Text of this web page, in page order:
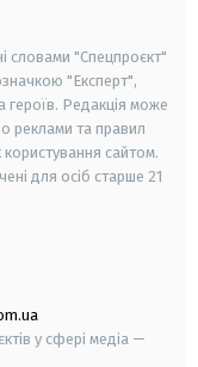
словами "Спецпроєкт"
"Експерт",
героїв. Редакція може
реклами та правил
сайтом.
для осіб старше 21
у сфері медіа —